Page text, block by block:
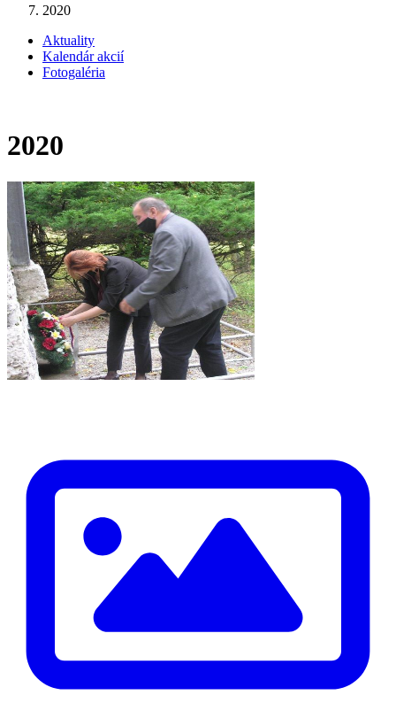
2020
Aktuality
Kalendár akcií
Fotogaléria
2020